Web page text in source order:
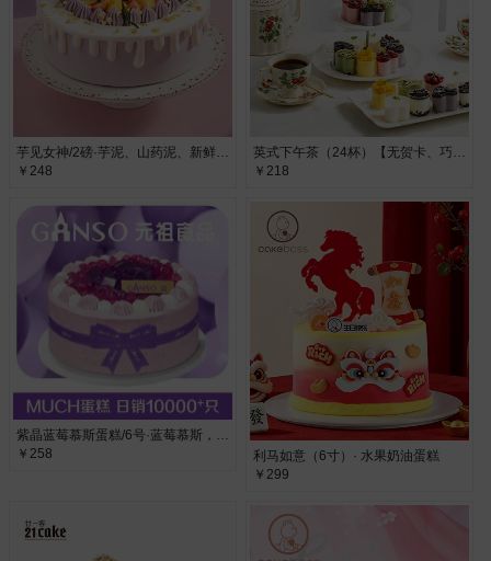
￥248
￥218
紫晶蓝莓慕斯蛋糕/6号·蓝莓慕斯，动物奶油
￥258
利马如意（6寸）· 水果奶油蛋糕
￥299